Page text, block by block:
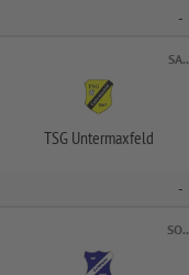
-
SA..
TSG Untermaxfeld
-
SO..